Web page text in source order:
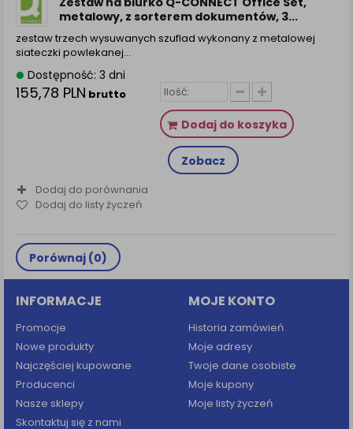
metalowy, z sorterem dokumentów, 3...
zestaw trzech wysuwanych szuflad wykonany z metalowej
siateczki powlekanej…
Dostępność: 3 dni
155,78 PLN brutto
Dodaj do koszyka
Zobacz
Dodaj do porównania
Dodaj do listy życzeń
Porównaj (0)
INFORMACJE
Promocje
Nowe produkty
Najczęściej kupowane
Producenci
Nasze sklepy
Skontaktuj się z nami
MOJE KONTO
Historia zamówień
Moje adresy
Twoje dane osobiste
Moje kupony
Moje listy życzeń